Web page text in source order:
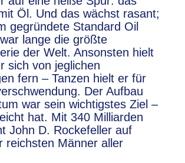
Öl. Und das wächst rasant;
gegründete Standard Oil
lange die größte
der Welt. Ansonsten hielt
sich von jeglichen
fern – Tanzen hielt er für
Der Aufbau
war sein wichtigstes Ziel –
hat. Mit 340 Milliarden
John D. Rockefeller auf
reichsten Männer aller